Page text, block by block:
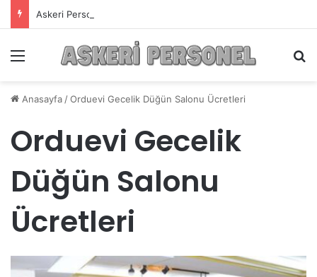
Askeri Personelin Güncel Haber ve Bilgi Sitesi.
Anasayfa /Orduevi Gecelik Düğün Salonu Ücretleri
Orduevi Gecelik
Düğün Salonu
Ücretleri